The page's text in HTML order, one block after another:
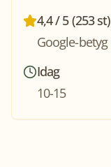
4,4 / 5 (253 st)
Google-betyg
Idag
10-15